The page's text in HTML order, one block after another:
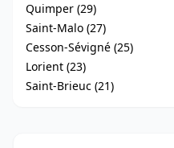
Quimper (29)
Saint-Malo (27)
Cesson-Sévigné (25)
Lorient (23)
Saint-Brieuc (21)